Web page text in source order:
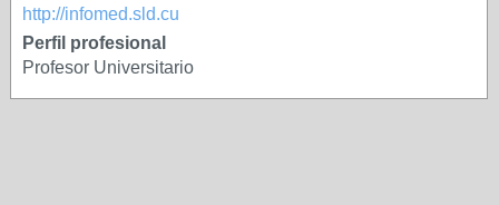
http://infomed.sld.cu
Perfil profesional
Profesor Universitario